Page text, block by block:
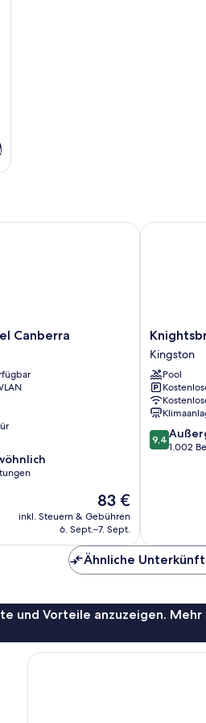
Canberra
Der
Preis
beträgt
83 €
inkl. Steuern & Gebühren
6. Sept.–7. Sept.
Canberra
Kingston
Kingston
Pool
9.4
von
9,4
1.002
Ähnliche
und Vorteile anzuzeigen. Mehr